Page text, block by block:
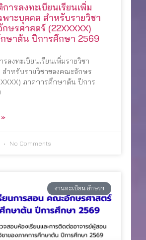
ารลงทะเบียนเรียนเพิ่ม
พาะบุคคล สำหรับรายวิชา
ษรศาสตร์ (22XXXXX)
ษาต้น ปีการศึกษา 2569
ลงทะเบียนเรียนเพิ่มรายวิชา
สำหรับรายวิชาของคณะอักษร
ภาคการศึกษาต้น ปีการ
»
No Comments
งานทะเบียน อักษรฯ